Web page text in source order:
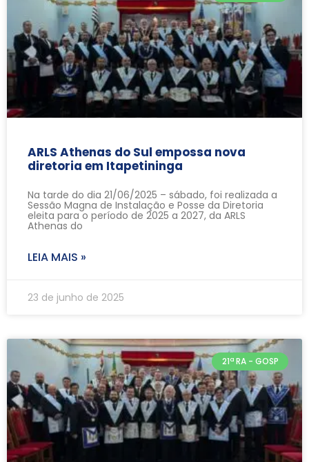
ARLS Athenas do Sul empossa nova
diretoria em Itapetininga
Na tarde do dia 21/06/2025 – sábado, foi realizada a
Sessão Magna de Instalação e Posse da Diretoria
eleita para o período de 2025 a 2027, da ARLS
Athenas do
LEIA MAIS »
23 de junho de 2025
21ª RA - GOSP